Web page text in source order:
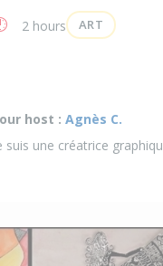
2 hours ART
host : Agnès C.
suis une créatrice